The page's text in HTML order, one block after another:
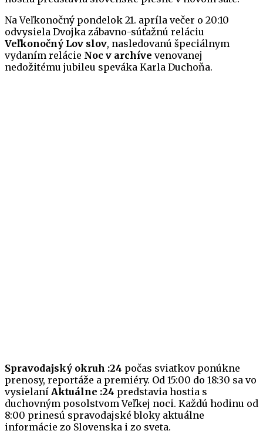
Na Veľkonočný pondelok 21. apríla večer o 20:10
odvysiela Dvojka zábavno-súťažnú reláciu
Veľkonočný Lov slov, nasledovanú špeciálnym
vydaním relácie Noc v archíve venovanej
nedožitému jubileu speváka Karla Duchoňa.
Spravodajský okruh :24 počas sviatkov ponúkne
prenosy, reportáže a premiéry. Od 15:00 do 18:30 sa vo
vysielaní Aktuálne :24 predstavia hostia s
duchovným posolstvom Veľkej noci. Každú hodinu od
8:00 prinesú spravodajské bloky aktuálne
informácie zo Slovenska i zo sveta.